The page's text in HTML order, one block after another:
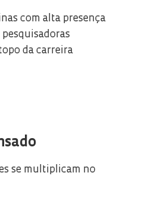
com alta presença
da carreira
se multiplicam no